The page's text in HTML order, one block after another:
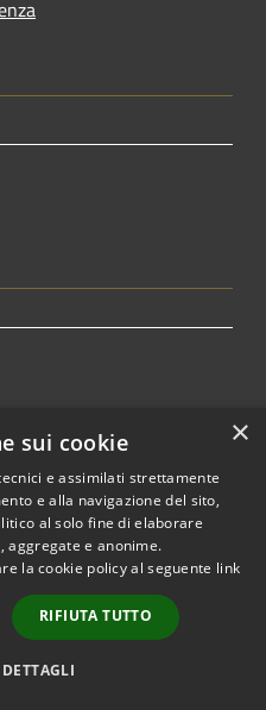
MB - 20861 -
×
sui cookie
e assimilati strettamente
e alla navigazione del sito,
al solo fine di elaborare
aggregate e anonime.
la cookie policy al seguente link
RIFIUTA TUTTO